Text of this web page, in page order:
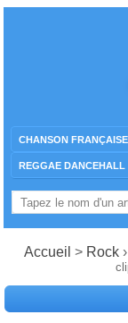
CHANSON FRANÇAISE
REGGAE DANCEHALL
Accueil > Rock ›